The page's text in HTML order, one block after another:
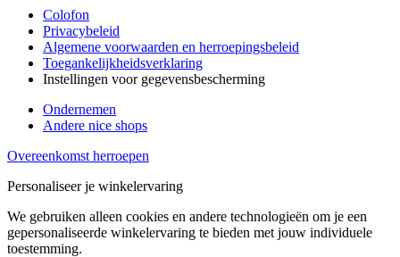
Colofon
Privacybeleid
Algemene voorwaarden en herroepingsbeleid
Toegankelijkheidsverklaring
Instellingen voor gegevensbescherming
Ondernemen
Andere nice shops
Overeenkomst herroepen
Personaliseer je winkelervaring
We gebruiken alleen cookies en andere technologieën om je een
gepersonaliseerde winkelervaring te bieden met jouw individuele
toestemming.